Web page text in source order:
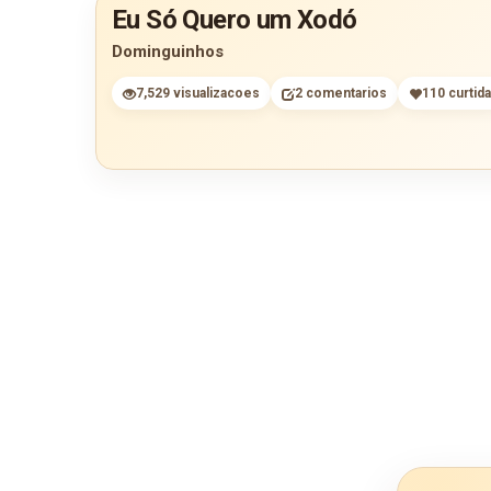
Eu Só Quero um Xodó
Dominguinhos
7,529 visualizacoes 2 comentarios 110